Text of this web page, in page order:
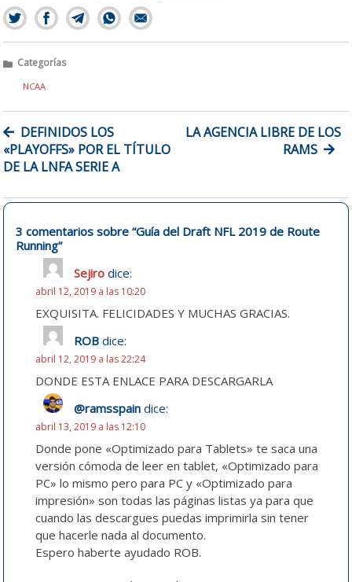
Categorías
NCAA
NAVEGACIÓN
DE
ENTRADAS
DEFINIDOS LOS
«PLAYOFFS» POR EL TÍTULO
DE LA LNFA SERIE A
LA AGENCIA LIBRE DE LOS
RAMS
3 comentarios sobre “Guía del Draft NFL 2019 de Route
Running”
Sejiro dice:
abril 12, 2019 a las 10:20
EXQUISITA. FELICIDADES Y MUCHAS GRACIAS.
ROB dice:
abril 12, 2019 a las 22:24
DONDE ESTA ENLACE PARA DESCARGARLA
@ramsspain dice:
abril 13, 2019 a las 12:10
Donde pone «Optimizado para Tablets» te saca una
versión cómoda de leer en tablet, «Optimizado para
PC» lo mismo pero para PC y «Optimizado para
impresión» son todas las páginas listas ya para que
cuando las descargues puedas imprimirla sin tener
que hacerle nada al documento.
Espero haberte ayudado ROB.